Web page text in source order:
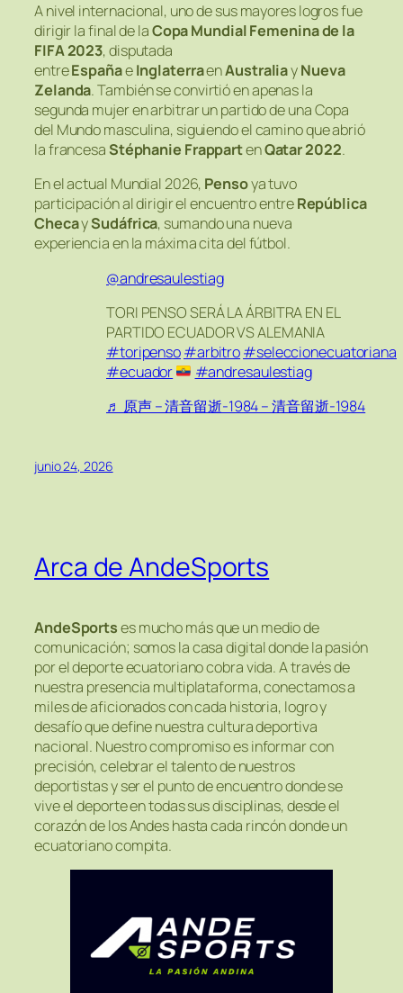
A nivel internacional, uno de sus mayores logros fue
dirigir la final de laCopa Mundial Femenina de la
FIFA 2023, disputada
entreEspañaeInglaterraenAustraliayNueva
Zelanda. También se convirtió en apenas la
segunda mujer en arbitrar un partido de una Copa
del Mundo masculina, siguiendo el camino que abrió
la francesa Stéphanie FrappartenQatar 2022.
En el actual Mundial 2026, Pensoya tuvo
participación al dirigir el encuentro entreRepública
ChecaySudáfrica, sumando una nueva
experiencia en la máxima cita del fútbol.
@andresaulestiag
TORI PENSO SERÁ LA ÁRBITRA EN EL
PARTIDO ECUADOR VS ALEMANIA
#toripenso#arbitro#seleccionecuatoriana
#ecuador
#andresaulestiag
♬ 原声 – 清音留逝-1984 – 清音留逝-1984
junio 24, 2026
Arca de AndeSports
AndeSportses mucho más que un medio de
comunicación; somos la casa digital donde la pasión
por el deporte ecuatoriano cobra vida. A través de
nuestra presencia multiplataforma, conectamos a
miles de aficionados con cada historia, logro y
desafío que define nuestra cultura deportiva
nacional. Nuestro compromiso es informar con
precisión, celebrar el talento de nuestros
deportistas y ser el punto de encuentro donde se
vive el deporte en todas sus disciplinas, desde el
corazón de los Andes hasta cada rincón donde un
ecuatoriano compita.